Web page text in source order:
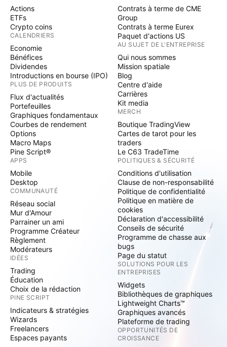
Actions
ETFs
Crypto coins
CALENDRIERS
Economie
Bénéfices
Dividendes
Introductions en bourse (IPO)
PLUS DE PRODUITS
Flux d'actualités
Portefeuilles
Graphiques fondamentaux
Courbes de rendement
Options
Macro Maps
Pine Script®
APPS
Mobile
Desktop
COMMUNAUTÉ
Réseau social
Mur d'Amour
Parrainer un ami
Programme Créateur
Règlement
Modérateurs
IDÉES
Trading
Éducation
Choix de la rédaction
PINE SCRIPT
Indicateurs & stratégies
Wizards
Freelancers
Espaces payants
Contrats à terme de CME
Group
Contrats à terme Eurex
Paquet d'actions US
AU SUJET DE L'ENTREPRISE
Qui nous sommes
Mission spatiale
Blog
Centre d'aide
Carrières
Kit media
MERCH
Boutique TradingView
Cartes de tarot pour les
traders
Le C63 TradeTime
POLITIQUES & SÉCURITÉ
Conditions d'utilisation
Clause de non-responsabilité
Politique de confidentialité
Politique en matière de
cookies
Déclaration d'accessibilité
Conseils de sécurité
Programme de chasse aux
bugs
Page du statut
SOLUTIONS POUR LES
ENTREPRISES
Widgets
Bibliothèques de graphiques
Lightweight Charts™
Graphiques avancés
Plateforme de trading
OPPORTUNITÉS DE
CROISSANCE